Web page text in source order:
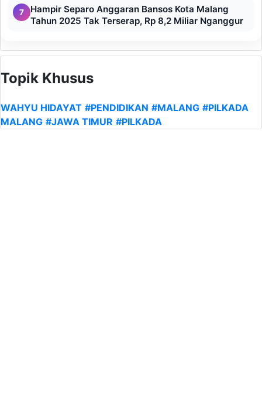
7
Hampir Separo Anggaran Bansos Kota Malang
Tahun 2025 Tak Terserap, Rp 8,2 Miliar Nganggur
Topik Khusus
WAHYU HIDAYAT #PENDIDIKAN #MALANG #PILKADA
MALANG #JAWA TIMUR #PILKADA